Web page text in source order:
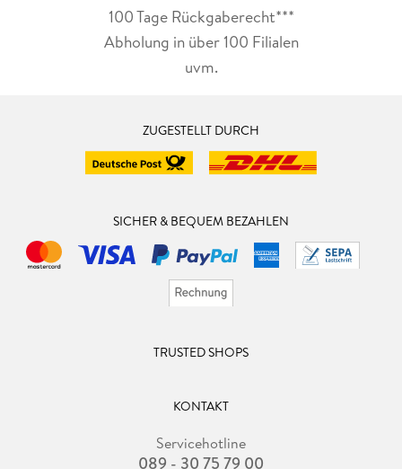
100 Tage Rückgaberecht***
Abholung in über 100 Filialen
uvm.
ZUGESTELLT DURCH
SICHER & BEQUEM BEZAHLEN
TRUSTED SHOPS
KONTAKT
Servicehotline
089 - 30 75 79 00